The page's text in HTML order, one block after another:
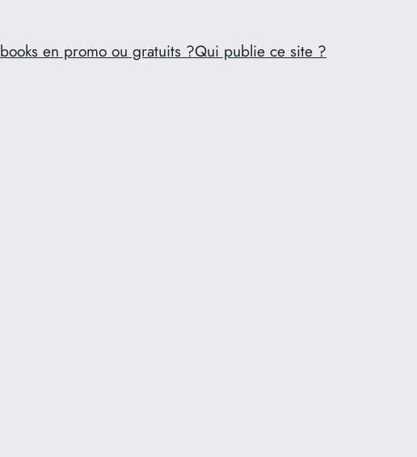
en promo ou gratuits ?Qui publie ce site ?